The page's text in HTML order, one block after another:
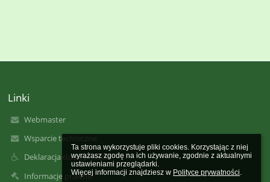
Ta strona wykorzystuje pliki cookies. Korzystając z niej
wyrażasz zgodę na ich używanie, zgodnie z aktualnymi
ustawieniami przeglądarki.
Więcej informacji znajdziesz w Polityce prywatności.
Linki
Webmaster
Wsparcie techniczne
Deklaracja dostępności
Informacje prawne